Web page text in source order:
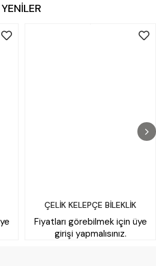
YENİLER
ÇELİK KELEPÇE BİLEKLİK
Fiyatları görebilmek için üye
girişi yapmalısınız.